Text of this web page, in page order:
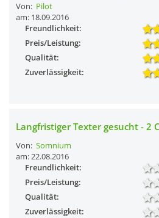
Von: Pilot
am: 18.09.2016
Freundlichkeit:
Preis/Leistung:
Qualität:
Zuverlässigkeit:
Langfristiger Texter gesucht - 2
Von: Somnium
am: 22.08.2016
Freundlichkeit:
Preis/Leistung:
Qualität:
Zuverlässigkeit: